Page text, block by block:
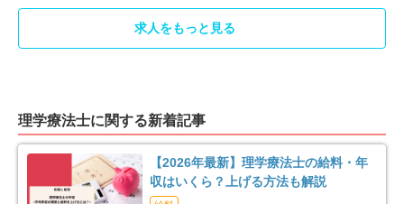
足柄上郡中井町
足柄上郡開成町 4
足柄下郡真鶴町 2 足柄下郡湯河原町 11
求人をもっと見る
理学療法士に関する新着記事
【2026年最新】理学療法士の給料・年
収はいくら？上げる方法も解説